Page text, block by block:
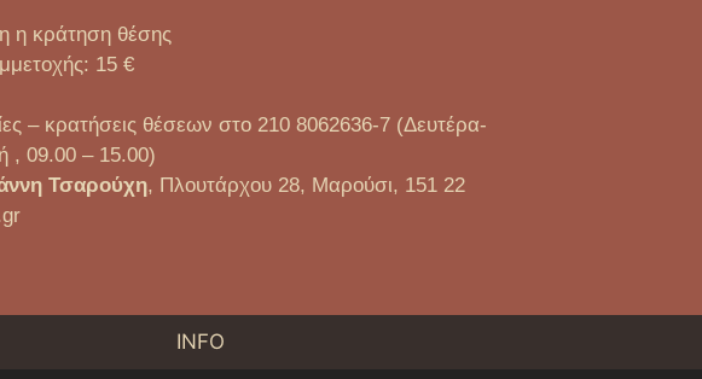
η κράτηση θέσης
15 €
– κρατήσεις θέσεων στο 210 8062636-7 (Δευτέρα-
, 09.00 – 15.00)
Τσαρούχη, Πλουτάρχου 28, Μαρούσι, 151 22
INFO